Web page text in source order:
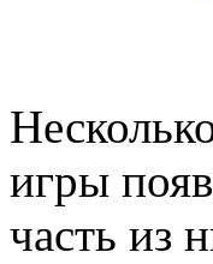
игры
часть из